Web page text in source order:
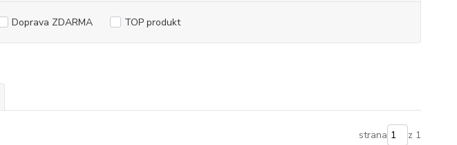
Doprava ZDARMA TOP produkt
strana z 1